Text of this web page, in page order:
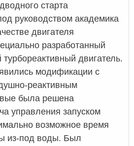
старта
руководством академика
двигателя
разработанный
турбореактивный двигатель.
модификации с
реактивным
была решена
управления запуском
возможное время
из-под воды. Был